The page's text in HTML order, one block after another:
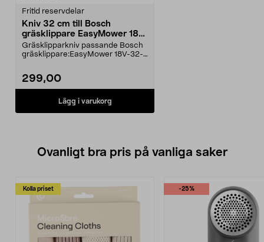
Fritid reservdelar
Kniv 32 cm till Bosch
gräsklippare EasyMower 18V,
CityMower 18V, Rotak 32 LI
Gräsklipparkniv passande Bosch
gräsklippare:EasyMower 18V-32-
299,00
Lägg i varukorg
Ovanligt bra pris på vanliga saker
Kolla priset -25%